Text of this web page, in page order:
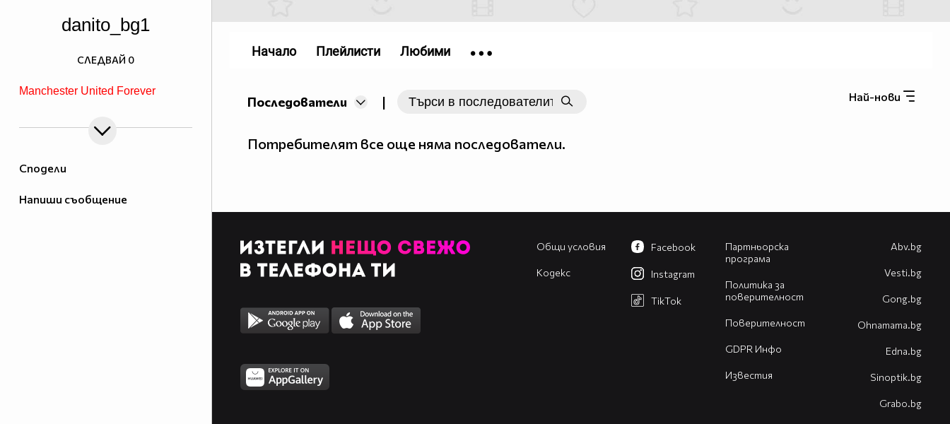
Сподели
Напиши съобщение
danito_bg1
Manchester United Forever
СЛЕДВАЙ 0
Последователи | Най-нови
Потребителят все още няма последователи.
Начало Плейлисти Любими
Общи условия
Кодекс
Партньорска
програма
Политика за
поверителност
Поверителност
GDPR Инфо
Известия
Facebook
Instagram
TikTok
Abv.bg
Vesti.bg
Gong.bg
Оhnamama.bg
Edna.bg
Sinoptik.bg
Grabo.bg